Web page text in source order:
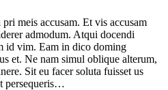
meis accusam. Et vis accusam
admodum. Atqui docendi
id vim. Eam in dico doming
et. Ne nam simul oblique alterum,
Sit eu facer soluta fuisset us
persequeris…